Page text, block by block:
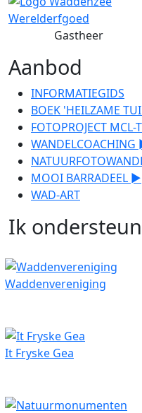
Gastheer
Aanbod
INFORMATIEGIDS
BOEK 'HEILZAME
FOTOPROJECT MCL-
WANDELCOACHING
MOOI BARRADEEL ►
WAD-ART
Ik
Waddenvereniging
It Fryske Gea